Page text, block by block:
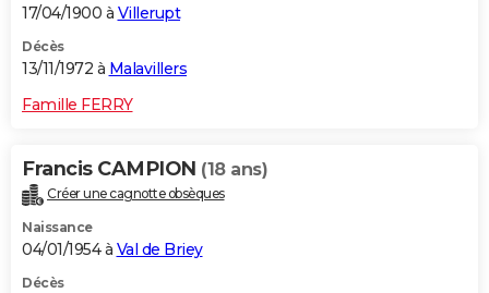
17/04/1900 à Villerupt
Décès
13/11/1972 à Malavillers
Famille FERRY
Francis CAMPION (18 ans)
Créer une cagnotte obsèques
Naissance
04/01/1954 à Val de Briey
Décès